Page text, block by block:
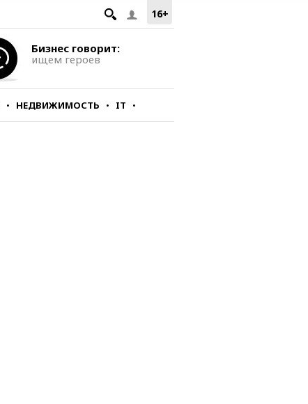
16+
Бизнес говорит:
ищем героев
НЕДВИЖИМОСТЬ IT